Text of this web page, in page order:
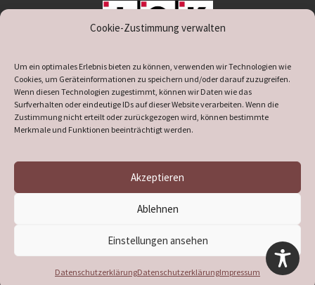
Cookie-Zustimmung verwalten
Um ein optimales Erlebnis bieten zu können, verwenden wir Technologien wie
Cookies, um Geräteinformationen zu speichern und/oder darauf zuzugreifen.
Wenn diesen Technologien zugestimmt, können wir Daten wie das
Surfverhalten oder eindeutige IDs auf dieser Website verarbeiten. Wenn die
Zustimmung nicht erteilt oder zurückgezogen wird, können bestimmte
Merkmale und Funktionen beeinträchtigt werden.
Akzeptieren
Ablehnen
Einstellungen ansehen
DatenschutzerklärungDatenschutzerklärungImpressum
supported by DÖ
Heimatverein Verl– Alle Rechte vorbehalten